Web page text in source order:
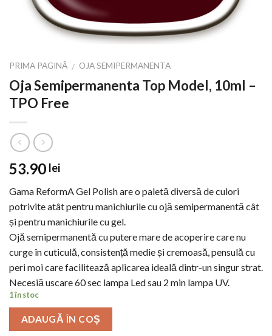
PRIMA PAGINĂ / OJA SEMIPERMANENTA
Oja Semipermanenta Top Model, 10ml –
TPO Free
53.90 lei
Gama ReformA Gel Polish are o paletă diversă de culori
potrivite atât pentru manichiurile cu ojă semipermanentă cât
și pentru manichiurile cu gel.
Ojă semipermanentă cu putere mare de acoperire care nu
curge în cuticulă, consistență medie și cremoasă, pensulă cu
peri moi care facilitează aplicarea ideală dintr-un singur strat.
Necesiă uscare 60 sec lampa Led sau 2 min lampa UV.
1 în stoc
ADAUGĂ ÎN COȘ